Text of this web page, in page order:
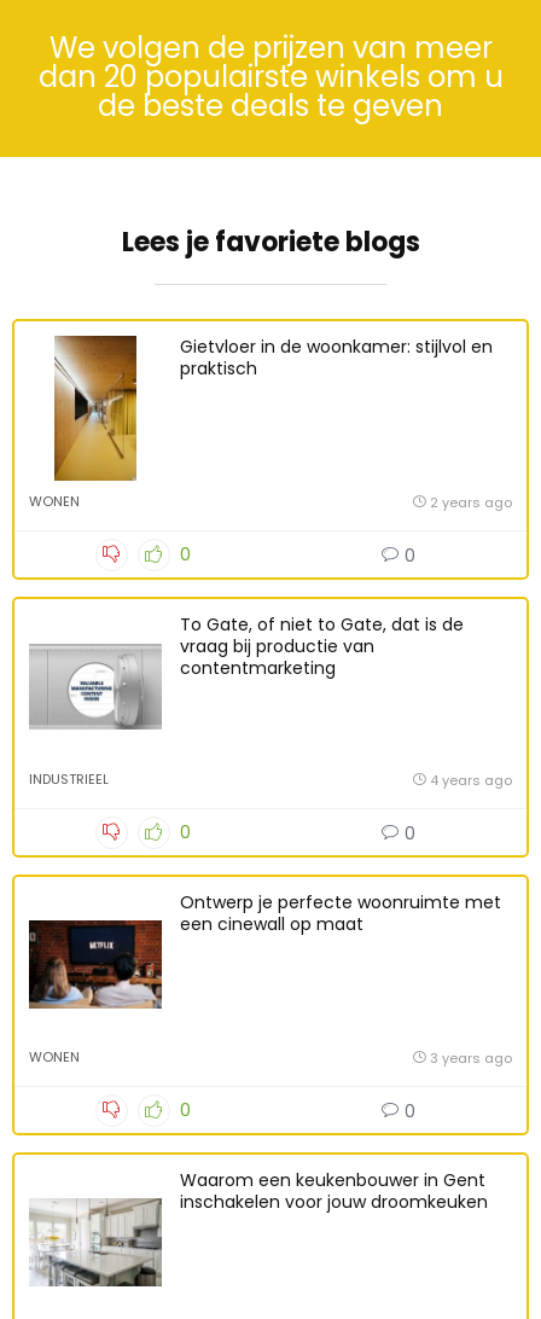
We volgen de prijzen van meer
dan 20 populairste winkels om u
de beste deals te geven
Lees je favoriete blogs
Gietvloer in de woonkamer: stijlvol en
praktisch
WONEN 2 years ago
0 0
To Gate, of niet to Gate, dat is de
vraag bij productie van
contentmarketing
INDUSTRIEEL 4 years ago
0 0
Ontwerp je perfecte woonruimte met
een cinewall op maat
WONEN 3 years ago
0 0
Waarom een keukenbouwer in Gent
inschakelen voor jouw droomkeuken